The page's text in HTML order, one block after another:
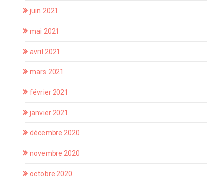
juin 2021
mai 2021
avril 2021
mars 2021
février 2021
janvier 2021
décembre 2020
novembre 2020
octobre 2020